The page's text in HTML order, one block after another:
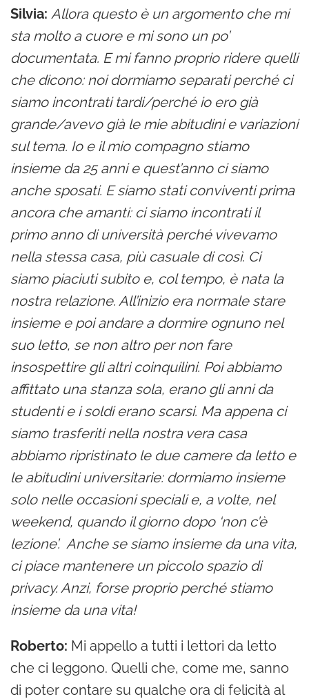
Silvia: Allora questo è un argomento che mi
sta molto a cuore e mi sono un po’
documentata. E mi fanno proprio ridere quelli
che dicono: noi dormiamo separati perché ci
siamo incontrati tardi/perché io ero già
grande/avevo già le mie abitudini e variazioni
sul tema. Io e il mio compagno stiamo
insieme da 25 anni e quest’anno ci siamo
anche sposati. E siamo stati conviventi prima
ancora che amanti: ci siamo incontrati il
primo anno di università perché vivevamo
nella stessa casa, più casuale di così. Ci
siamo piaciuti subito e, col tempo, è nata la
nostra relazione. All’inizio era normale stare
insieme e poi andare a dormire ognuno nel
suo letto, se non altro per non fare
insospettire gli altri coinquilini. Poi abbiamo
affittato una stanza sola, erano gli anni da
studenti e i soldi erano scarsi. Ma appena ci
siamo trasferiti nella nostra vera casa
abbiamo ripristinato le due camere da letto e
le abitudini universitarie: dormiamo insieme
solo nelle occasioni speciali e, a volte, nel
weekend, quando il giorno dopo ‘non c’è
lezione’. Anche se siamo insieme da una vita,
ci piace mantenere un piccolo spazio di
privacy. Anzi, forse proprio perché stiamo
insieme da una vita!
Roberto: Mi appello a tutti i lettori da letto
che ci leggono. Quelli che, come me, sanno
di poter contare su qualche ora di felicità al